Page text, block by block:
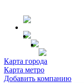
Карта города
Карта метро
Добавить компанию